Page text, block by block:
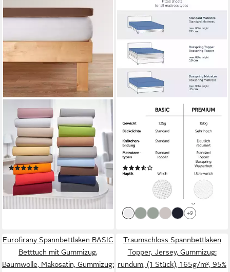
BETTWARENSHOP
Spannbettlaken Topper
Spannbetttuch, Jersey,
Gummizug: Rundumgummi, (1
Stück), elastisch mit guter
Passform(4)
36,99 €
lieferbar - in 2-3 Werktagen bei dir
+6
Spannbettlaken Blumtal
Premium Spannbettlaken,
Standard - 100% Baumwolle,
Gummizug: Rundum, (1
Stück), Superweiches
Spannbetttuch, mit
Rundumgummizug
ab 18,99 €
lieferbar - in 2-3 Werktagen bei dir
+9
Eurofirany Spannbettlaken BASIC
Betttuch mit Gummizug,
Baumwolle, Makosatin, Gummizug:
Traumschloss Spannbettlaken
Topper, Jersey, Gummizug:
rundum, (1 Stück), 165g/m², 95%